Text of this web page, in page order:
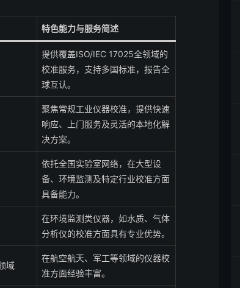
特色能力与服务简述
提供覆盖ISO/IEC 17025全领域的
校准服务，支持多国标准，报告全
球互认。
聚焦常规工业仪器校准，提供快速
响应、上门服务及灵活的本地化解
决方案。
依托全国实验室网络，在大型设
备、环境监测及特定行业校准方面
具备能力。
在环境监测类仪器，如水质、气体
分析仪的校准方面具有专业优势。
域
在航空航天、军工等领域的仪器校
准方面经验丰富。